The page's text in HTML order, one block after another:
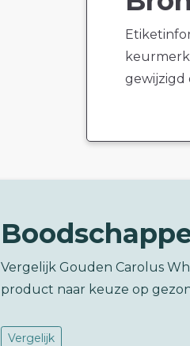
gewijzigd
Vergelijk Gouden Carolus
product naar keuze op
Vergelijk